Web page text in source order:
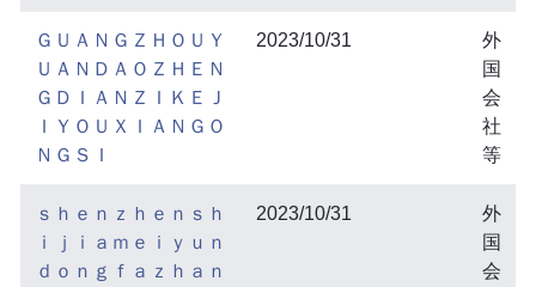
ＧＵＡＮＧＺＨＯＵＹ
ＵＡＮＤＡＯＺＨＥＮ
ＧＤＩＡＮＺＩＫＥＪ
ＩＹＯＵＸＩＡＮＧＯ
ＮＧＳＩ
2023/10/31
外
国
会
社
等
ｓｈｅｎｚｈｅｎｓｈ
ｉｊｉａｍｅｉｙｕｎ
ｄｏｎｇｆａｚｈａｎ
2023/10/31
外
国
会